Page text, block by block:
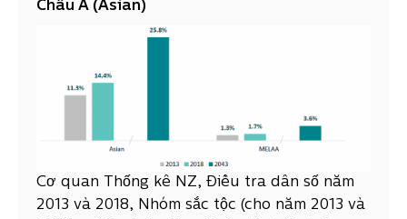
Châu Á (Asian)
Cơ quan Thống kê NZ, Điều tra dân số năm
2013 và 2018, Nhóm sắc tộc (cho năm 2013 và